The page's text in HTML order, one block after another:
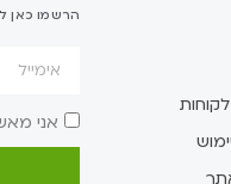
הרשמו כאן
אני